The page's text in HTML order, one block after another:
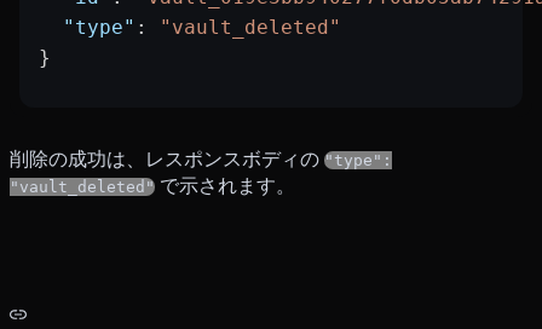
  "type"
:
"vault_deleted"
}
削除の成功は、レスポンスボディの "type":
"vault_deleted" で示されます。